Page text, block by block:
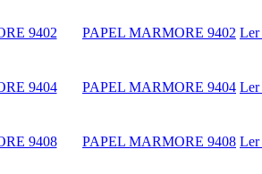
PAPEL MARMORE 9402 Ler
PAPEL MARMORE 9404 Ler
PAPEL MARMORE 9408 Ler